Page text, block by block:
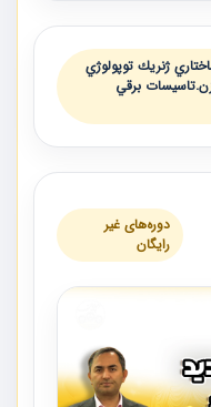
ژنريك توپولوژي
برقي
دوره‌های غیر
رایگان